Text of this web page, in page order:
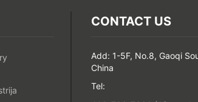
CONTACT US
Add: 1-5F, No.8, Gaoqi
China
Tel: